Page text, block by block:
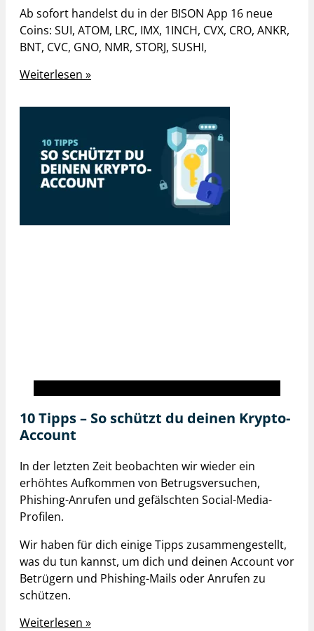
Ab sofort handelst du in der BISON App 16 neue
Coins: SUI, ATOM, LRC, IMX, 1INCH, CVX, CRO, ANKR,
BNT, CVC, GNO, NMR, STORJ, SUSHI,
Weiterlesen »
10 Tipps – So schützt du deinen Krypto-
Account
In der letzten Zeit beobachten wir wieder ein
erhöhtes Aufkommen von Betrugsversuchen,
Phishing-Anrufen und gefälschten Social-Media-
Profilen.
Wir haben für dich einige Tipps zusammengestellt,
was du tun kannst, um dich und deinen Account vor
Betrügern und Phishing-Mails oder Anrufen zu
schützen.
Weiterlesen »